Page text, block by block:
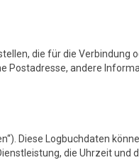
die für die Verbindung
andere
Diese Logbuchdaten
die Uhrzeit und